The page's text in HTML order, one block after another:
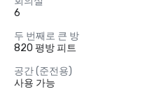
6
두 번째로 큰 방
820 평방 피트
공간 (준전용)
사용 가능